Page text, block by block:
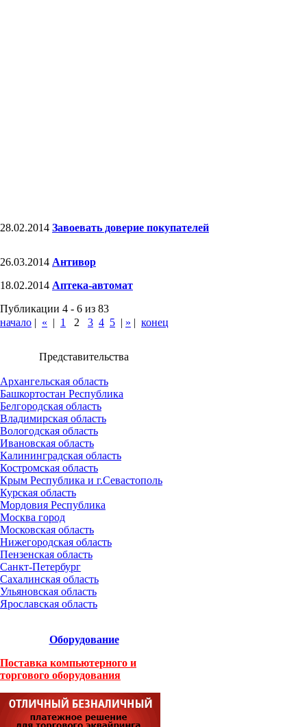
28.02.2014 Завоевать доверие покупателей
26.03.2014 Антивор
18.02.2014 Аптека-автомат
Публикации 4 - 6 из 83
начало | « | 1 2 3 4 5 | » | конец
Представительства
Архангельская область
Башкортостан Республика
Белгородская область
Владимирская область
Вологодская область
Ивановская область
Калининградская область
Костромская область
Крым Республика и г.Севастополь
Курская область
Мордовия Республика
Москва город
Московская область
Нижегородская область
Пензенская область
Санкт-Петербург
Сахалинская область
Ульяновская область
Ярославская область
Оборудование
Поставка компьютерного и
торгового оборудования